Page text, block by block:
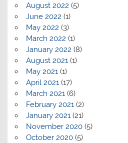
August 2022 (5)
June 2022 (1)
May 2022 (3)
March 2022 (1)
January 2022 (8)
August 2021(1)
May 2021(1)
April 2021(17)
March 2021(6)
February 2021(2)
January 2021(21)
November 2020(5)
October 2020(5)